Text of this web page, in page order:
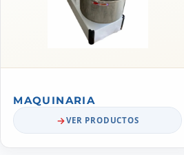
MAQUINARIA
VER PRODUCTOS